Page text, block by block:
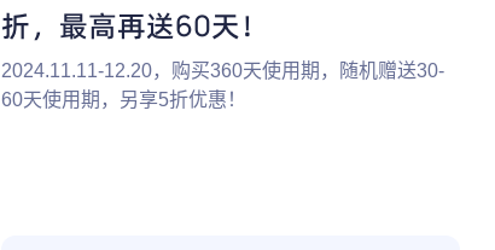
折，最高再送60天！
2024.11.11-12.20，购买360天使用期，随机赠送30-
60天使用期，另享5折优惠！